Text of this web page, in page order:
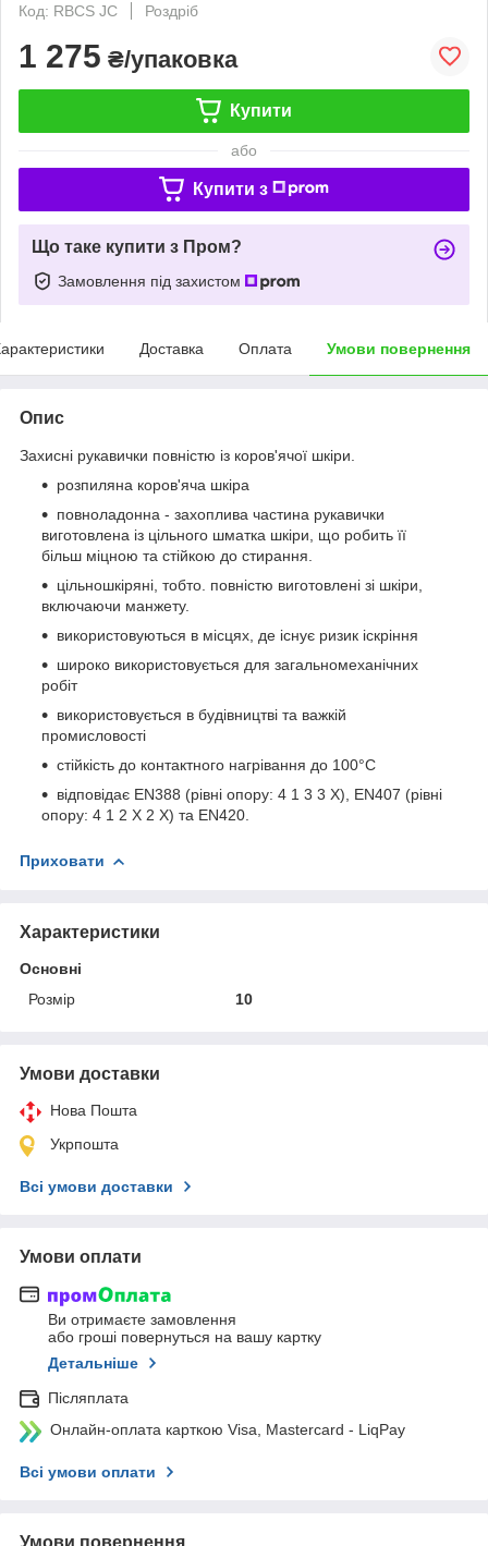
Код: RBCS JC
Роздріб
1 275 ₴/упаковка
Купити
або
Купити з
Що таке купити з Пром?
Замовлення під захистом
Доставка Оплата Умови повернення
Опис
Захисні рукавички повністю із коров'ячої шкіри.
розпиляна коров'яча шкіра
повноладонна - захоплива частина рукавички
виготовлена ​​із цільного шматка шкіри, що робить її
більш міцною та стійкою до стирання.
цільношкіряні, тобто. повністю виготовлені зі шкіри,
включаючи манжету.
використовуються в місцях, де існує ризик іскріння
широко використовується для загальномеханічних
робіт
використовується в будівництві та важкій
промисловості
стійкість до контактного нагрівання до 100°C
відповідає EN388 (рівні опору: 4 1 3 3 X), EN407 (рівні
опору: 4 1 2 X 2 X) та EN420.
Приховати
Характеристики
Основні
Розмір
10
Умови доставки
Нова Пошта
Укрпошта
Всі умови доставки
Умови оплати
Ви отримаєте замовлення
або гроші повернуться на вашу картку
Детальніше
Післяплата
Онлайн-оплата карткою Visa, Mastercard - LiqPay
Всі умови оплати